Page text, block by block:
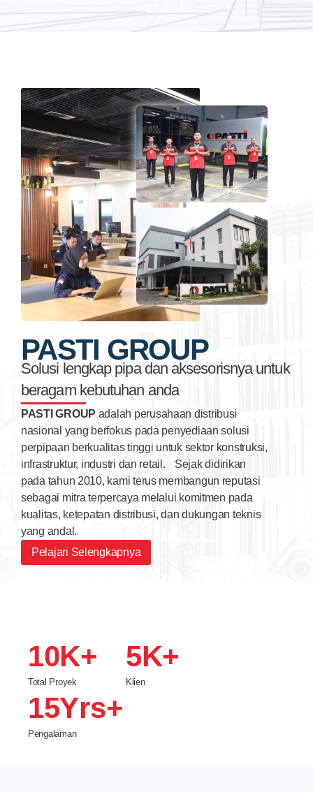
PASTI GROUP
Solusi lengkap pipa dan aksesorisnya untuk
beragam kebutuhan anda
PASTI GROUP adalah perusahaan distribusi
nasional yang berfokus pada penyediaan solusi
perpipaan berkualitas tinggi untuk sektor konstruksi,
infrastruktur, industri dan retail. Sejak didirikan
pada tahun 2010, kami terus membangun reputasi
sebagai mitra terpercaya melalui komitmen pada
kualitas, ketepatan distribusi, dan dukungan teknis
yang andal.
Pelajari Selengkapnya
Total Proyek
10K+
Klien
5K+
Pengalaman
15Yrs+